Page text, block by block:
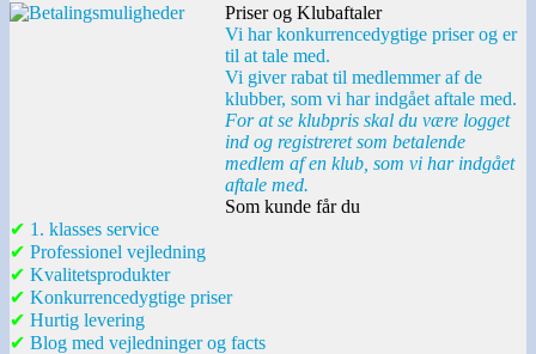
Priser og Klubaftaler
Vi har konkurrencedygtige priser og er
til at tale med.
Vi giver rabat til medlemmer af de
klubber, som vi har indgået aftale med.
For at se klubpris skal du være logget
ind og registreret som betalende
medlem af en klub, som vi har indgået
aftale med.
Som kunde får du
✔ 1. klasses service
✔ Professionel vejledning
✔ Kvalitetsprodukter
✔ Konkurrencedygtige priser
✔ Hurtig levering
✔ Blog med vejledninger og facts